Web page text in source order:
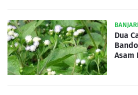
Dua
Asam